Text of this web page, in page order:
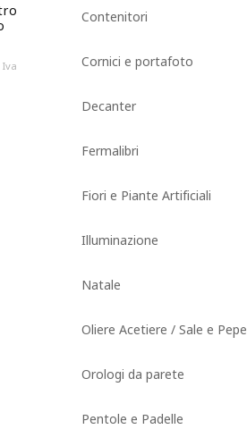
IlIva
Contenitori
Cornici e portafoto
Decanter
Fermalibri
Fiori e Piante Artificiali
Illuminazione
Natale
Oliere Acetiere / Sale e Pepe
Orologi da parete
Pentole e Padelle